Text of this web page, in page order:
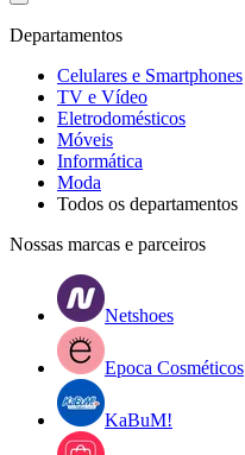
Departamentos
Celulares e Smartphones
TV e Vídeo
Eletrodomésticos
Móveis
Informática
Moda
Todos os departamentos
Nossas marcas e parceiros
Netshoes
Epoca Cosméticos
KaBuM!